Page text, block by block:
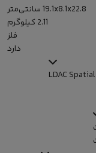
19.1x8.1x22.8 سانتی‌متر
2.11 کیلوگرم
فلز
دارد
LDAC